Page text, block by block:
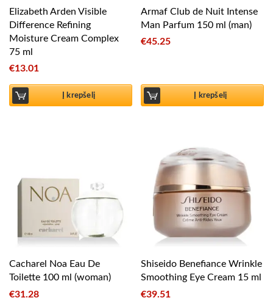
Elizabeth Arden Visible
Difference Refining
Moisture Cream Complex
75 ml
€13.01
Į krepšelį
Armaf Club de Nuit Intense
Man Parfum 150 ml (man)
€45.25
Į krepšelį
Cacharel Noa Eau De
Toilette 100 ml (woman)
€31.28
Shiseido Benefiance Wrinkle
Smoothing Eye Cream 15 ml
€39.51